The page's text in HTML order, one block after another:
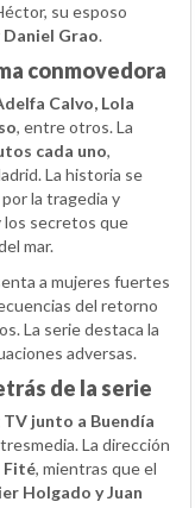
su esposo
Daniel Grao.
conmovedora
Calvo, Lola
, entre otros. La
cada uno,
La historia se
la tragedia y
los secretos que
mar.
a mujeres fuertes
del retorno
La serie destaca la
adversas.
de la serie
junto a Buendía
La dirección
Fité, mientras que el
Holgado y Juan